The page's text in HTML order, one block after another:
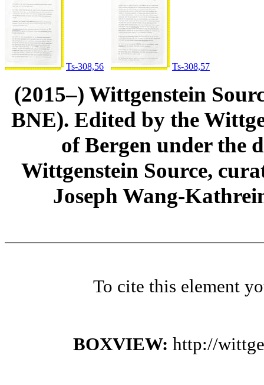
Ts-308,56 Ts-308,57
(2015–) Wittgenstein
BNE). Edited by the
of Bergen under the
Wittgenstein Source,
Joseph Wang-
To cite this element
BOXVIEW: http://